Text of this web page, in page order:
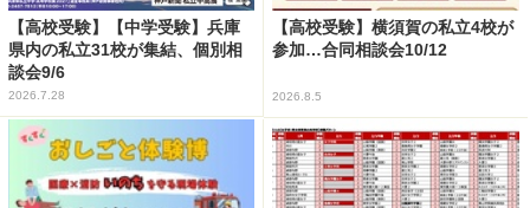
【高校受験】【中学受験】兵庫
県内の私立31校が集結、個別相
談会9/6
2026.7.28
【高校受験】横須賀の私立4校が
参加…合同相談会10/12
2026.8.5